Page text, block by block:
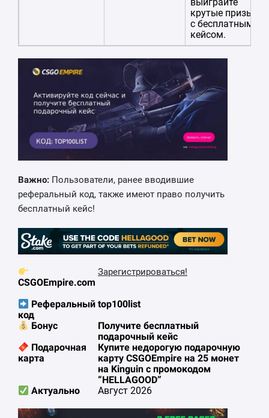
крутые призы
с бесплатным
кейсом.
Важно: Пользователи, ранее вводившие
реферальный код, также имеют право получить
бесплатный кейс!
CSGOEmpire.com
Зарегистрироваться!
Реферальный
код
top100list
Бонус
Получите бесплатный
подарочный кейс
Подарочная
карта
Купите недорогую подарочную
карту CSGOEmpire на 25 монет
на Kinguin с промокодом
“HELLAGOOD”
Актуально
Август 2026